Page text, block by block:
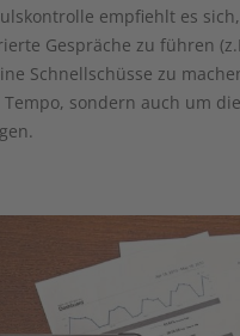
empfiehlt es
Gespräche zu führen
Schnellschüsse zu
sondern auch um